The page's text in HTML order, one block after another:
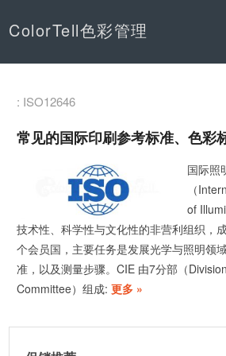
ColorTell色彩管理
: ISO12646
常见的国际印刷参考标准、色彩
国际照
（
of
技术性、科学性与文化性的非营利组织，
个会员国，主要任务是发展光学与照明领
准，以及测量步骤。CIE 由7分部（
Committee）组成: 更多 »